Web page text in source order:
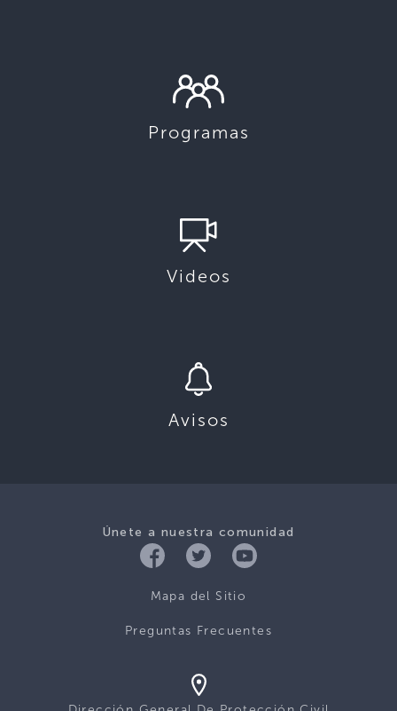
Programas
Videos
Avisos
Únete a nuestra comunidad
Mapa del Sitio
Preguntas Frecuentes